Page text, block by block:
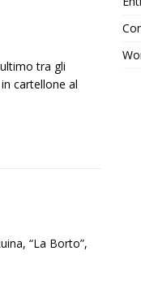
tra gli
cartellone al
“La Borto”,